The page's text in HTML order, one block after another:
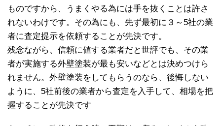
ものですから、うまくやる為には手を抜くことは許さ
れないわけです。その為にも、先ず最初に３～5社の業
者に査定提示を依頼することが先決です。
残念ながら、信頼に値する業者だと世評でも、その業
者が実施する外壁塗装が最も安いなどとは決めつけら
れません。外壁塗装をしてもらうのなら、後悔しない
ように、5社前後の業者から査定を入手して、相場を把
握することが先決です